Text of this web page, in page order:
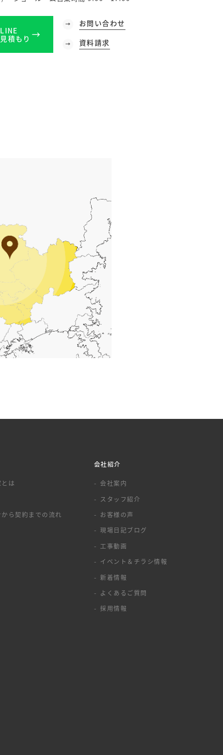
LINE
見積もり
お問い合わせ
資料請求
は
ら契約までの流れ
会社紹介
会社案内
スタッフ紹介
お客様の声
現場日記ブログ
工事動画
イベント＆チラシ情報
新着情報
よくあるご質問
採用情報